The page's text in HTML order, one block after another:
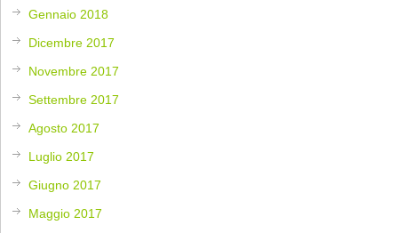
Gennaio 2018
Dicembre 2017
Novembre 2017
Settembre 2017
Agosto 2017
Luglio 2017
Giugno 2017
Maggio 2017